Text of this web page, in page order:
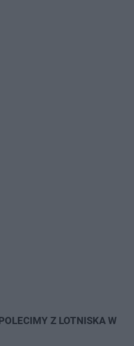
Z LOTNISKA W